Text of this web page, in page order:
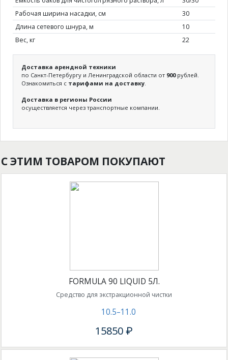
Рабочая ширина насадки, см
30
Длина сетевого шнура, м
10
Вес, кг
22
Доставка арендной техники
по Санкт-Петербургу и Ленинградской области от 900рублей.
Ознакомиться с тарифами на доставку
Доставка в регионы России
осуществляется через транспортные компании.
С ЭТИМ ТОВАРОМ ПОКУПАЮТ
FORMULA 90 LIQUID 5Л.
Средство для экстракционной чистки
10.5–11.0
15850 ₽